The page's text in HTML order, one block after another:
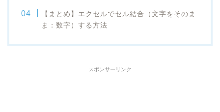
【 まとめ 】 エクセルでセル結合（文字をそのま
ま：数字）する方法
スポンサーリンク